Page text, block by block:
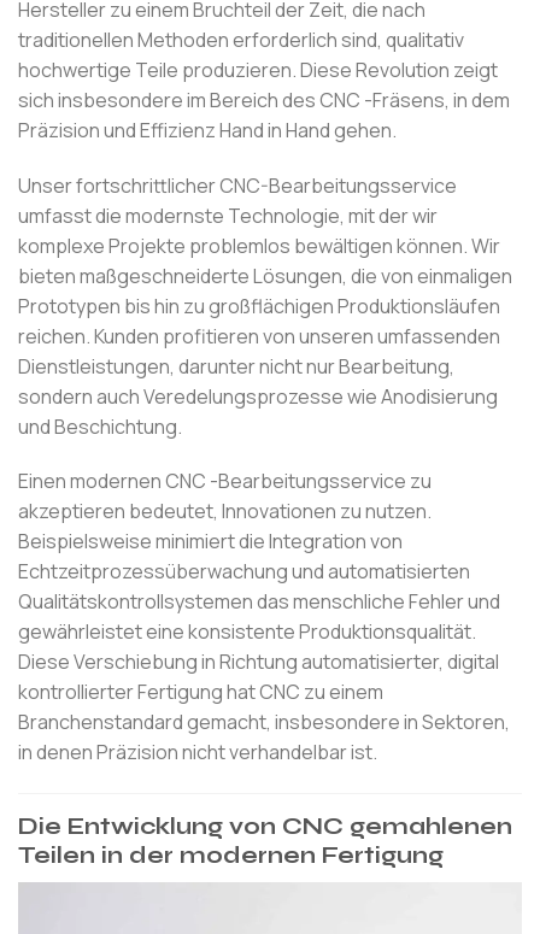
Hersteller zu einem Bruchteil der Zeit, die nach
traditionellen Methoden erforderlich sind, qualitativ
hochwertige Teile produzieren. Diese Revolution zeigt
sich insbesondere im Bereich des CNC -Fräsens, in dem
Präzision und Effizienz Hand in Hand gehen.
Unser fortschrittlicher CNC-Bearbeitungsservice
umfasst die modernste Technologie, mit der wir
komplexe Projekte problemlos bewältigen können. Wir
bieten maßgeschneiderte Lösungen, die von einmaligen
Prototypen bis hin zu großflächigen Produktionsläufen
reichen. Kunden profitieren von unseren umfassenden
Dienstleistungen, darunter nicht nur Bearbeitung,
sondern auch Veredelungsprozesse wie Anodisierung
und Beschichtung.
Einen modernen CNC -Bearbeitungsservice zu
akzeptieren bedeutet, Innovationen zu nutzen.
Beispielsweise minimiert die Integration von
Echtzeitprozessüberwachung und automatisierten
Qualitätskontrollsystemen das menschliche Fehler und
gewährleistet eine konsistente Produktionsqualität.
Diese Verschiebung in Richtung automatisierter, digital
kontrollierter Fertigung hat CNC zu einem
Branchenstandard gemacht, insbesondere in Sektoren,
in denen Präzision nicht verhandelbar ist.
Die Entwicklung von CNC gemahlenen
Teilen in der modernen Fertigung